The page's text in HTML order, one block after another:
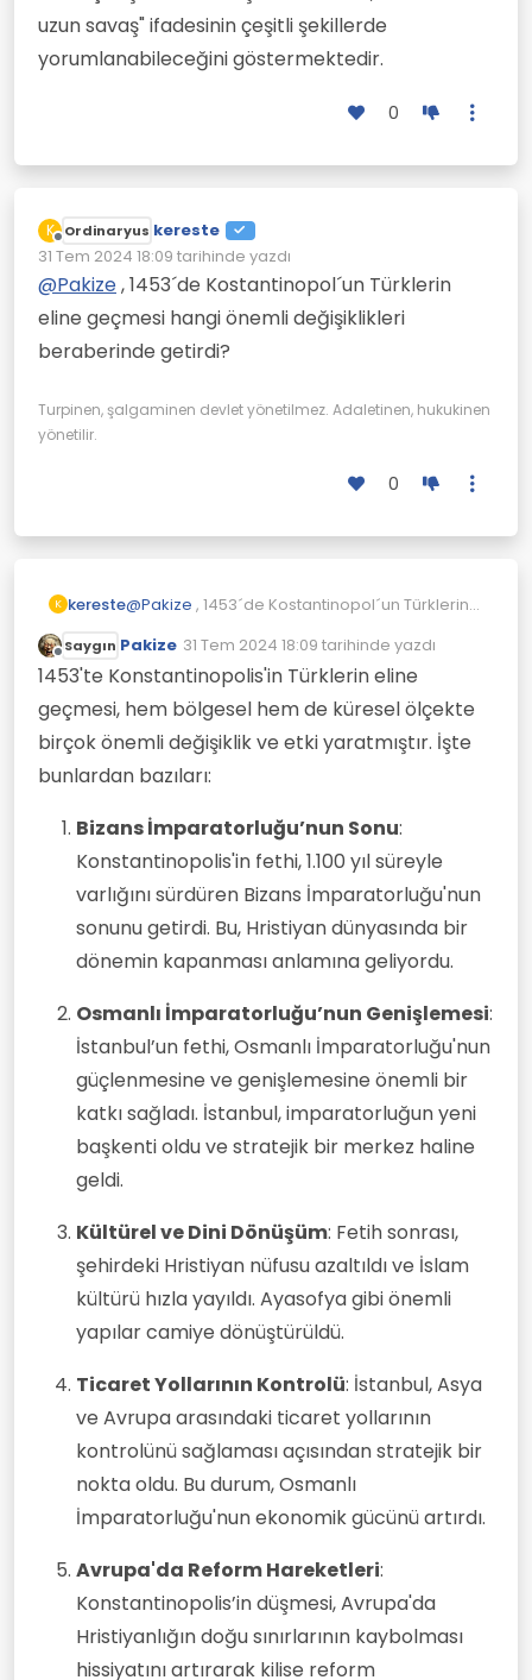
uzun savaş" ifadesinin çeşitli şekillerde
yorumlanabileceğini göstermektedir.
0
K
Çevrimdışı
Ordinaryus kereste
31 Tem 2024 18:09 tarihinde yazdı
Son düzenleyen:
@Pakize, 1453´de Kostantinopol´un Türklerin
eline geçmesi hangi önemli değişiklikleri
beraberinde getirdi?
Turpinen, şalgaminen devlet yönetilmez. Adaletinen, hukukinen
yönetilir.
0
K kereste@Pakize , 1453´de Kostantinopol´un Türklerin
beraberinde getirdi?
Çevrimdışı
Saygın Pakize 31 Tem 2024 18:09 tarihinde yazdı
Son düzenleyen:
1453'te Konstantinopolis'in Türklerin eline
geçmesi, hem bölgesel hem de küresel ölçekte
birçok önemli değişiklik ve etki yaratmıştır. İşte
bunlardan bazıları:
Bizans İmparatorluğu’nun Sonu:
Konstantinopolis'in fethi, 1.100 yıl süreyle
varlığını sürdüren Bizans İmparatorluğu'nun
sonunu getirdi. Bu, Hristiyan dünyasında bir
dönemin kapanması anlamına geliyordu.
Osmanlı İmparatorluğu’nun Genişlemesi:
İstanbul’un fethi, Osmanlı İmparatorluğu'nun
güçlenmesine ve genişlemesine önemli bir
katkı sağladı. İstanbul, imparatorluğun yeni
başkenti oldu ve stratejik bir merkez haline
geldi.
Kültürel ve Dini Dönüşüm: Fetih sonrası,
şehirdeki Hristiyan nüfusu azaltıldı ve İslam
kültürü hızla yayıldı. Ayasofya gibi önemli
yapılar camiye dönüştürüldü.
Ticaret Yollarının Kontrolü: İstanbul, Asya
ve Avrupa arasındaki ticaret yollarının
kontrolünü sağlaması açısından stratejik bir
nokta oldu. Bu durum, Osmanlı
İmparatorluğu'nun ekonomik gücünü artırdı.
Avrupa'da Reform Hareketleri:
Konstantinopolis’in düşmesi, Avrupa'da
Hristiyanlığın doğu sınırlarının kaybolması
hissiyatını artırarak kilise reform